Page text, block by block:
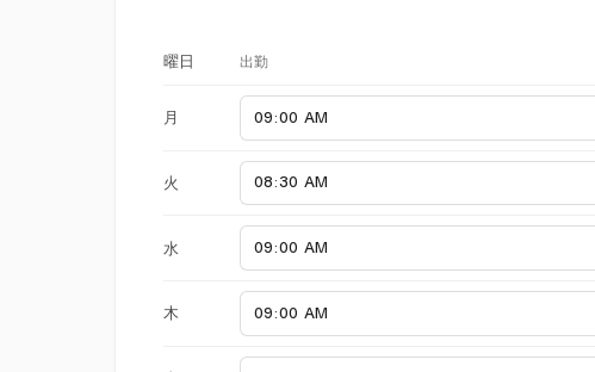
曜日 出勤
月
火
水
木